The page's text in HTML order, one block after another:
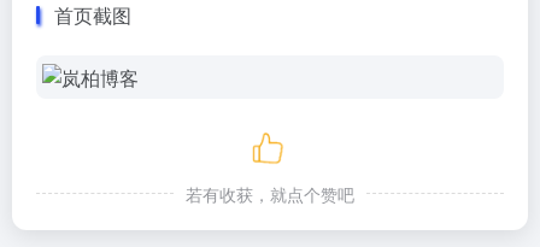
首页截图
若有收获，就点个赞吧